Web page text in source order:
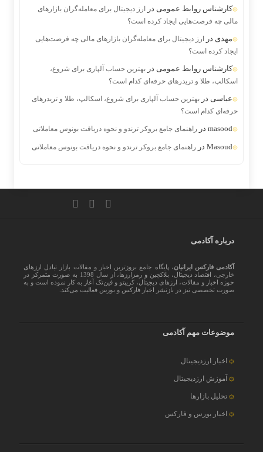
کارشناس روابط عمومی در
ارز دیجیتال برای معامله‌گران بازارهای
مالی چه فرصت‌هایی ایجاد کرده است؟
مهدی در
ارز دیجیتال برای معامله‌گران بازارهای مالی چه فرصت‌هایی
ایجاد کرده است؟
کارشناس روابط عمومی در بهترین حساب آلپاری برای شروع،
اسکالپ، طلا و تریدرهای حرفه‌ای کدام است؟
عباسی در بهترین حساب آلپاری برای شروع، اسکالپ، طلا و تریدرهای
حرفه‌ای کدام است؟
masood در راهنمای جامع بروکر ترندو و نحوه دریافت بونوس معاملاتی
Masoud در راهنمای جامع بروکر ترندو و نحوه دریافت بونوس معاملاتی
درباره آکادمی
آکادمی فارکس ایرانیان، پایگاه جامع بروزترین اخبار و مقالات بازار تبادل ارزهای
خارجی، اقتصاد دیجیتال، بلاکچین و رمزارزها، از سال 1398 به صورت متمرکز در
حوزه اخبار و مقالات، ارزهای‌ دیجیتال، کریپتو و فین‌تک آغاز به کار نموده است و به
صورت تخصصی نیز در بازنشر اخبار فارکس و بورس فعالیت می‌کند.
موضوعات مهم آکادمی
اخبار ارزدیجیتال
آموزش ارزدیجیتال
تحلیل بازارها
اخبار بورس و فارکس